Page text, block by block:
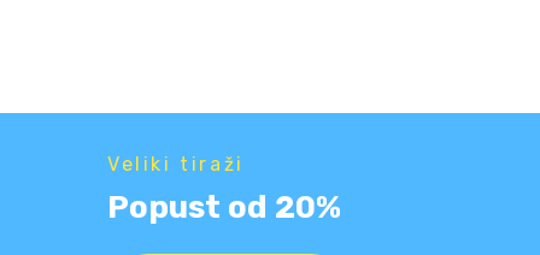
Veliki tiraži
Popust od 20%